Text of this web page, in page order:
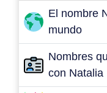
El nombre
mundo
Nombres
con Natalia